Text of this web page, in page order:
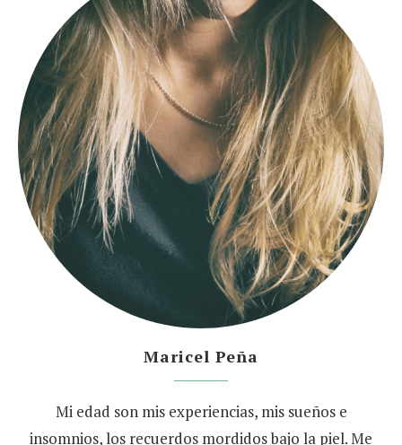
Maricel Peña
Mi edad son mis experiencias, mis sueños e
insomnios, los recuerdos mordidos bajo la piel. Me